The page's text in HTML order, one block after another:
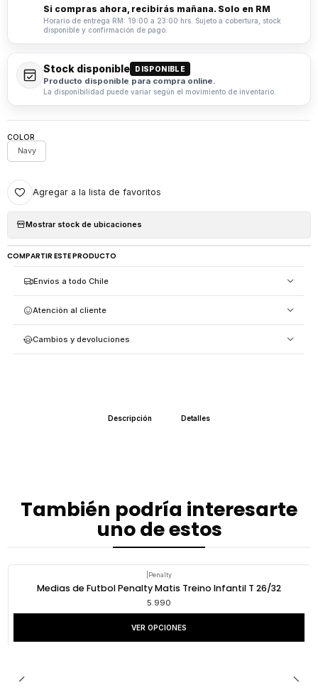
Si compras ahora, recibirás mañana. Solo en RM
Horario de entrega RM: 19:00 a 23:00 hrs. Sujeto a cobertura, stock
disponible y confirmación de pago.
Stock disponible DISPONIBLE
Producto disponible para compra online.
La disponibilidad puede variar según el movimiento de inventario.
COLOR
Navy
Agregar a la lista de favoritos
Mostrar stock de ubicaciones
COMPARTIR ESTE PRODUCTO
Envíos a todo Chile
Atención al cliente
Cambios y devoluciones
Descripción Detalles
También podría interesarte
uno de estos
Penalty
Medias de Futbol Penalty Matis Treino Infantil T 26/32
5.990
VER OPCIONES